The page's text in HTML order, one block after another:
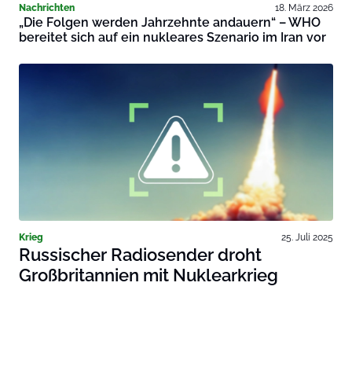
Nachrichten 18. März 2026
„Die Folgen werden Jahrzehnte andauern“ – WHO
bereitet sich auf ein nukleares Szenario im Iran vor
Krieg 25. Juli 2025
Russischer Radiosender droht
Großbritannien mit Nuklearkrieg